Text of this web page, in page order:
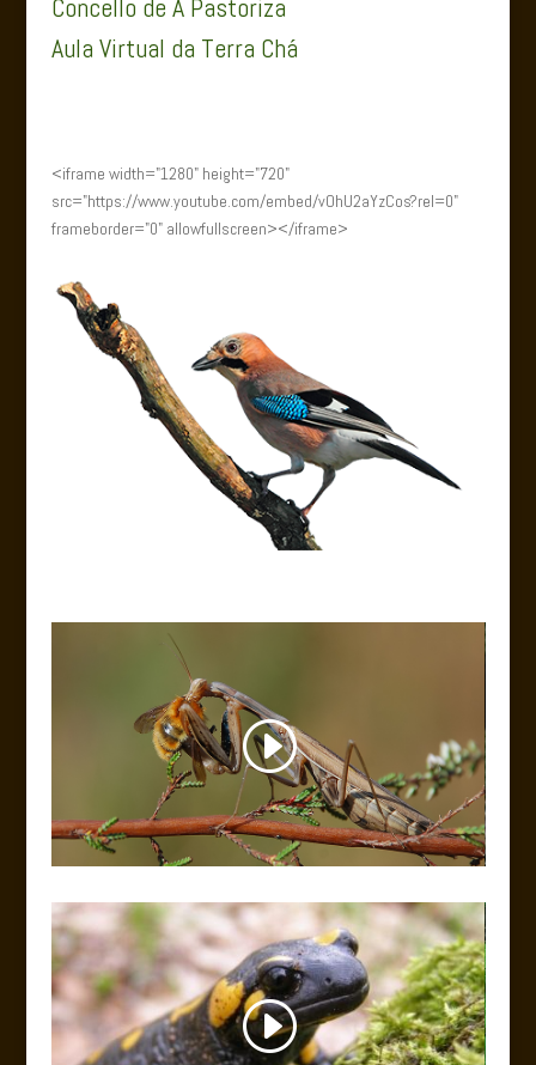
Concello de A Pastoriza
Aula Virtual da Terra Chá
<iframe width="1280" height="720"
src="https://www.youtube.com/embed/vOhU2aYzCos?rel=0"
frameborder="0" allowfullscreen></iframe>